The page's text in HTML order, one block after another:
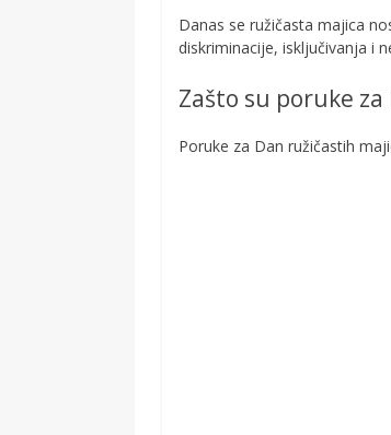
Danas se ružičasta majica
diskriminacije, isključivanja i
Zašto su poruke
Poruke za Dan ružičastih